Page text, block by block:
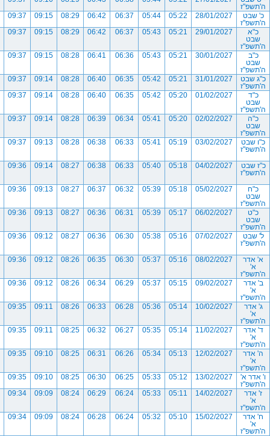
ה'תשפ"ז
כ' שבט
ה'תשפ"ז
28/01/2027
05:22
05:44
06:37
06:42
08:29
09:15
09:37
כ"א
שבט
ה'תשפ"ז
29/01/2027
05:21
05:43
06:37
06:42
08:29
09:15
09:37
כ"ב
שבט
ה'תשפ"ז
30/01/2027
05:21
05:43
06:36
06:41
08:28
09:15
09:37
כ"ג שבט
ה'תשפ"ז
31/01/2027
05:21
05:42
06:35
06:40
08:28
09:14
09:37
כ"ד
שבט
ה'תשפ"ז
01/02/2027
05:20
05:42
06:35
06:40
08:28
09:14
09:37
כ"ה
שבט
ה'תשפ"ז
02/02/2027
05:20
05:41
06:34
06:39
08:28
09:14
09:37
כ"ו שבט
ה'תשפ"ז
03/02/2027
05:19
05:41
06:33
06:38
08:28
09:13
09:37
כ"ז שבט
ה'תשפ"ז
04/02/2027
05:18
05:40
06:33
06:38
08:27
09:14
09:36
כ"ח
שבט
ה'תשפ"ז
05/02/2027
05:18
05:39
06:32
06:37
08:27
09:13
09:36
כ"ט
שבט
ה'תשפ"ז
06/02/2027
05:17
05:39
06:31
06:36
08:27
09:13
09:36
ל' שבט
ה'תשפ"ז
07/02/2027
05:16
05:38
06:30
06:36
08:27
09:12
09:36
א' אדר
א'
ה'תשפ"ז
08/02/2027
05:16
05:37
06:30
06:35
08:26
09:12
09:36
ב' אדר
א'
ה'תשפ"ז
09/02/2027
05:15
05:37
06:29
06:34
08:26
09:12
09:36
ג' אדר
א'
ה'תשפ"ז
10/02/2027
05:14
05:36
06:28
06:33
08:26
09:11
09:35
ד' אדר
א'
ה'תשפ"ז
11/02/2027
05:14
05:35
06:27
06:32
08:25
09:11
09:35
ה' אדר
א'
ה'תשפ"ז
12/02/2027
05:13
05:34
06:26
06:31
08:25
09:10
09:35
ו' אדר א'
ה'תשפ"ז
13/02/2027
05:12
05:33
06:25
06:30
08:25
09:10
09:35
ז' אדר
א'
ה'תשפ"ז
14/02/2027
05:11
05:33
06:24
06:29
08:24
09:09
09:34
ח' אדר
א'
ה'תשפ"ז
15/02/2027
05:10
05:32
06:24
06:28
08:24
09:09
09:34